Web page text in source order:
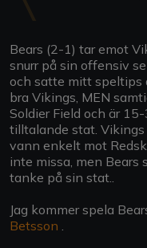
Bears (2-1) tar emot
snurr på sin offensiv
och satte mitt speltips
bra Vikings, MEN
Soldier Field och är
tilltalande stat. Vikings
vann enkelt mot
inte missa, men Bears
tanke på sin stat..
Jag kommer spela
Betsson